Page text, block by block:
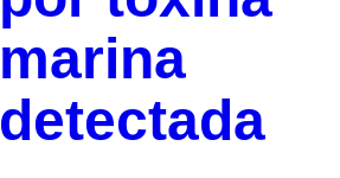
marina
detectada